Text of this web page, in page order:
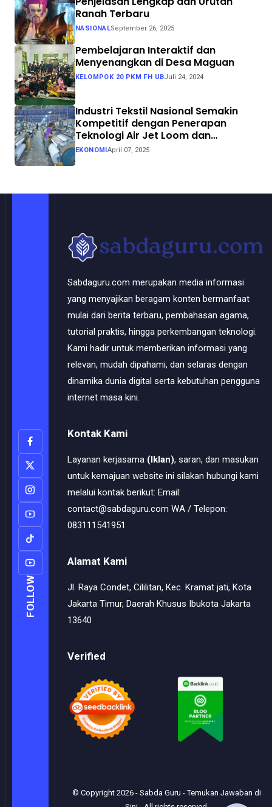
Ranah Terbaru
NASIONALSeptember 26, 2025
Pembelajaran Interaktif dan
Menyenangkan di Desa Maguan
KELOMPOK 20 PKM FH UBJuli 24, 2024
Industri Tekstil Nasional Semakin
Kompetitif dengan Penerapan
Teknologi Air Jet Loom dan
Continuous Dyeing di CV. Garuda
Solo Perkasa
EKONOMI April 07, 2025
FOLLOW
Sabdaguru.com merupakan media informasi
yang menyajikan beragam konten bermanfaat
mulai dari berita terbaru, pembahasan agama,
tutorial praktis, hingga perkembangan teknologi.
Kami hadir untuk memberikan informasi yang
relevan, mudah dipahami, dan selaras dengan
dinamika dunia digital serta kebutuhan pengguna
internet masa kini.
Kontak Kami
Layanan kerjasama (Iklan), saran, dan masukan
untuk kemajuan website ini silakan hubungi kami
melalui kontak berikut: Email:
contact@sabdaguru.com WA / Telepon:
083111541951
Alamat Kami
Jl. Raya Condet, Cililitan, Kec. Kramat jati, Kota
Jakarta Timur, Daerah Khusus Ibukota Jakarta
13640
Verified
© Copyright2026 -Sabda Guru - Temukan Jawaban di